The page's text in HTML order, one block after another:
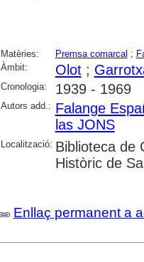
Matèries: Premsa comarcal ;
Àmbit:
Olot;
Cronologia: 1939 - 1969
Autors add.: Falange
las JONS
Localització: Biblioteca de
Històric de
Enllaç permanent a